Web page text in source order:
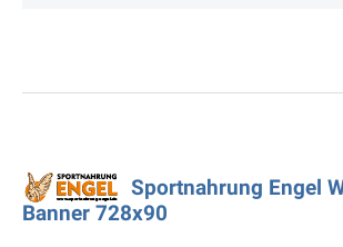
Sportnahrung Engel
Banner 728x90